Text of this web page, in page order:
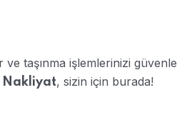
taşınma işlemlerinizi güvenle
Nakliyat, sizin için burada!